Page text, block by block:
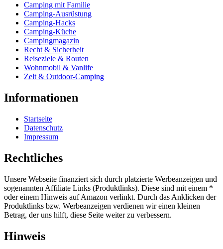
Camping mit Familie
Camping-Ausrüstung
Camping-Hacks
Camping-Küche
Campingmagazin
Recht & Sicherheit
Reiseziele & Routen
Wohnmobil & Vanlife
Zelt & Outdoor-Camping
Informationen
Startseite
Datenschutz
Impressum
Rechtliches
Unsere Webseite finanziert sich durch platzierte Werbeanzeigen und
sogenannten Affiliate Links (Produktlinks). Diese sind mit einem *
oder einem Hinweis auf Amazon verlinkt. Durch das Anklicken der
Produktlinks bzw. Werbeanzeigen verdienen wir einen kleinen
Betrag, der uns hilft, diese Seite weiter zu verbessern.
Hinweis